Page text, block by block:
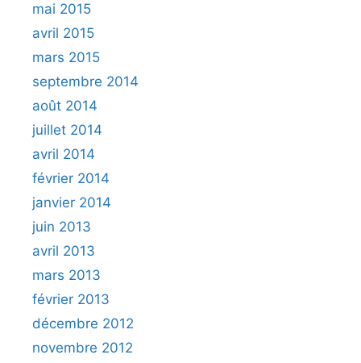
mai 2015
avril 2015
mars 2015
septembre 2014
août 2014
juillet 2014
avril 2014
février 2014
janvier 2014
juin 2013
avril 2013
mars 2013
février 2013
décembre 2012
novembre 2012